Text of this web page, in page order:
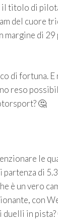
il titolo di
del cuore
margine di
di fortuna.
reso
🤔
le
di
è un vero
con
duelli in